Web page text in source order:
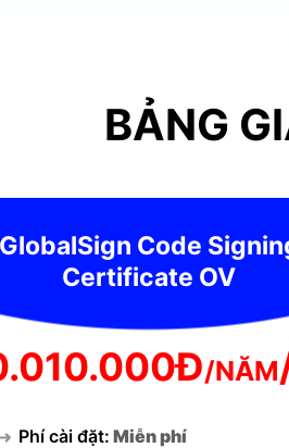
BẢNG
GlobalSign Code
Certificate OV
/NĂM
Phí cài đặt: Miễn phí